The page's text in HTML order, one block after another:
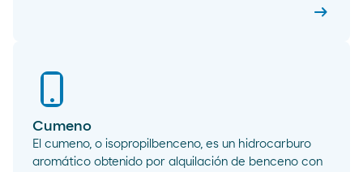
arrow_right_alt
Cumeno
El cumeno, o isopropilbenceno, es un hidrocarburo
aromático obtenido por alquilación de benceno con